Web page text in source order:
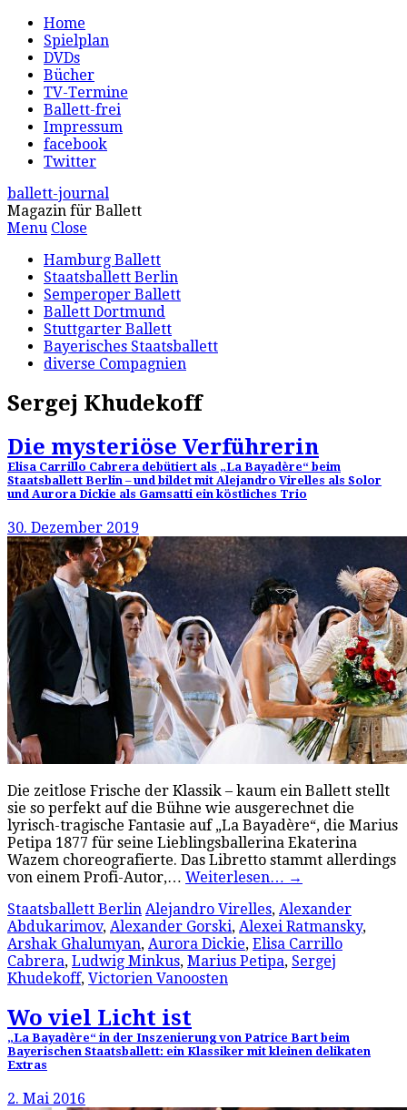
Home
Spielplan
DVDs
Bücher
TV-Termine
Ballett-frei
Impressum
facebook
Twitter
ballett-journal
Magazin für Ballett
Menu Close
Hamburg Ballett
Staatsballett Berlin
Semperoper Ballett
Ballett Dortmund
Stuttgarter Ballett
Bayerisches Staatsballett
diverse Compagnien
Sergej Khudekoff
Die mysteriöse Verführerin
Elisa Carrillo Cabrera debütiert als „La Bayadère“ beim
Staatsballett Berlin – und bildet mit Alejandro Virelles als Solor
und Aurora Dickie als Gamsatti ein köstliches Trio
30. Dezember 2019
Die zeitlose Frische der Klassik – kaum ein Ballett stellt
sie so perfekt auf die Bühne wie ausgerechnet die
lyrisch-tragische Fantasie auf „La Bayadère“, die Marius
Petipa 1877 für seine Lieblingsballerina Ekaterina
Wazem choreografierte. Das Libretto stammt allerdings
von einem Profi-Autor,… Weiterlesen… →
Staatsballett Berlin Alejandro Virelles, Alexander
Abdukarimov, Alexander Gorski, Alexei Ratmansky,
Arshak Ghalumyan, Aurora Dickie, Elisa Carrillo
Cabrera, Ludwig Minkus, Marius Petipa, Sergej
Khudekoff, Victorien Vanoosten
Wo viel Licht ist
„La Bayadère“ in der Inszenierung von Patrice Bart beim
Bayerischen Staatsballett: ein Klassiker mit kleinen delikaten
Extras
2. Mai 2016